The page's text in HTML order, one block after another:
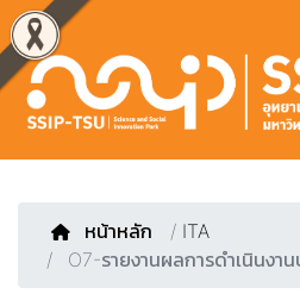
หน้าหลัก / ITA
O7-รายงานผลการดำเนินงาน